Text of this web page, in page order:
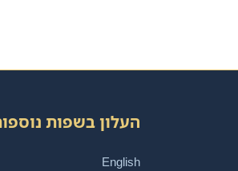
העלון בשפות
English